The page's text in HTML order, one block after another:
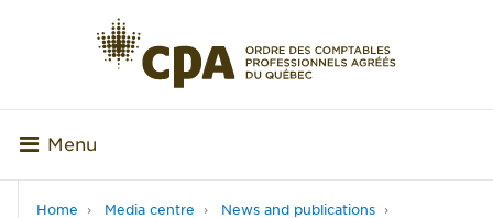
Menu
Home Media centre
News and publications